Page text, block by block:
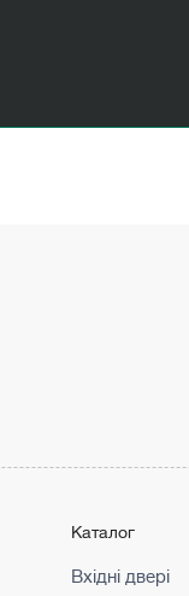
Каталог
Вхідні двері